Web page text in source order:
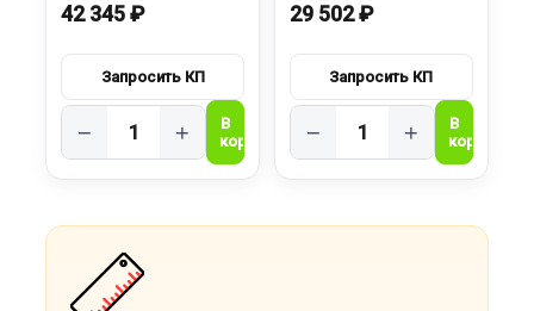
42 345 ₽
− +
29 502 ₽
− +